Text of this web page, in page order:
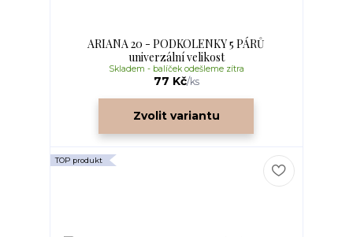
ARIANA 20 - PODKOLENKY 5 PÁRŮ
univerzální velikost
77 Kč/ks
Skladem - balíček odešleme zítra
Zvolit variantu
TOP produkt